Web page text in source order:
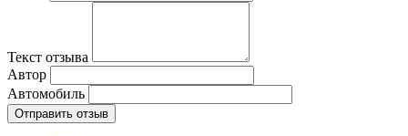
Текст отзыва
Автор
Автомобиль
Отправить отзыв